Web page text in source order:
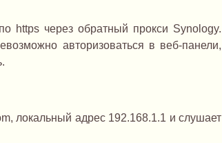
https через обратный прокси Synology.
авторизоваться в веб-панели,
локальный адрес 192.168.1.1 и слушает